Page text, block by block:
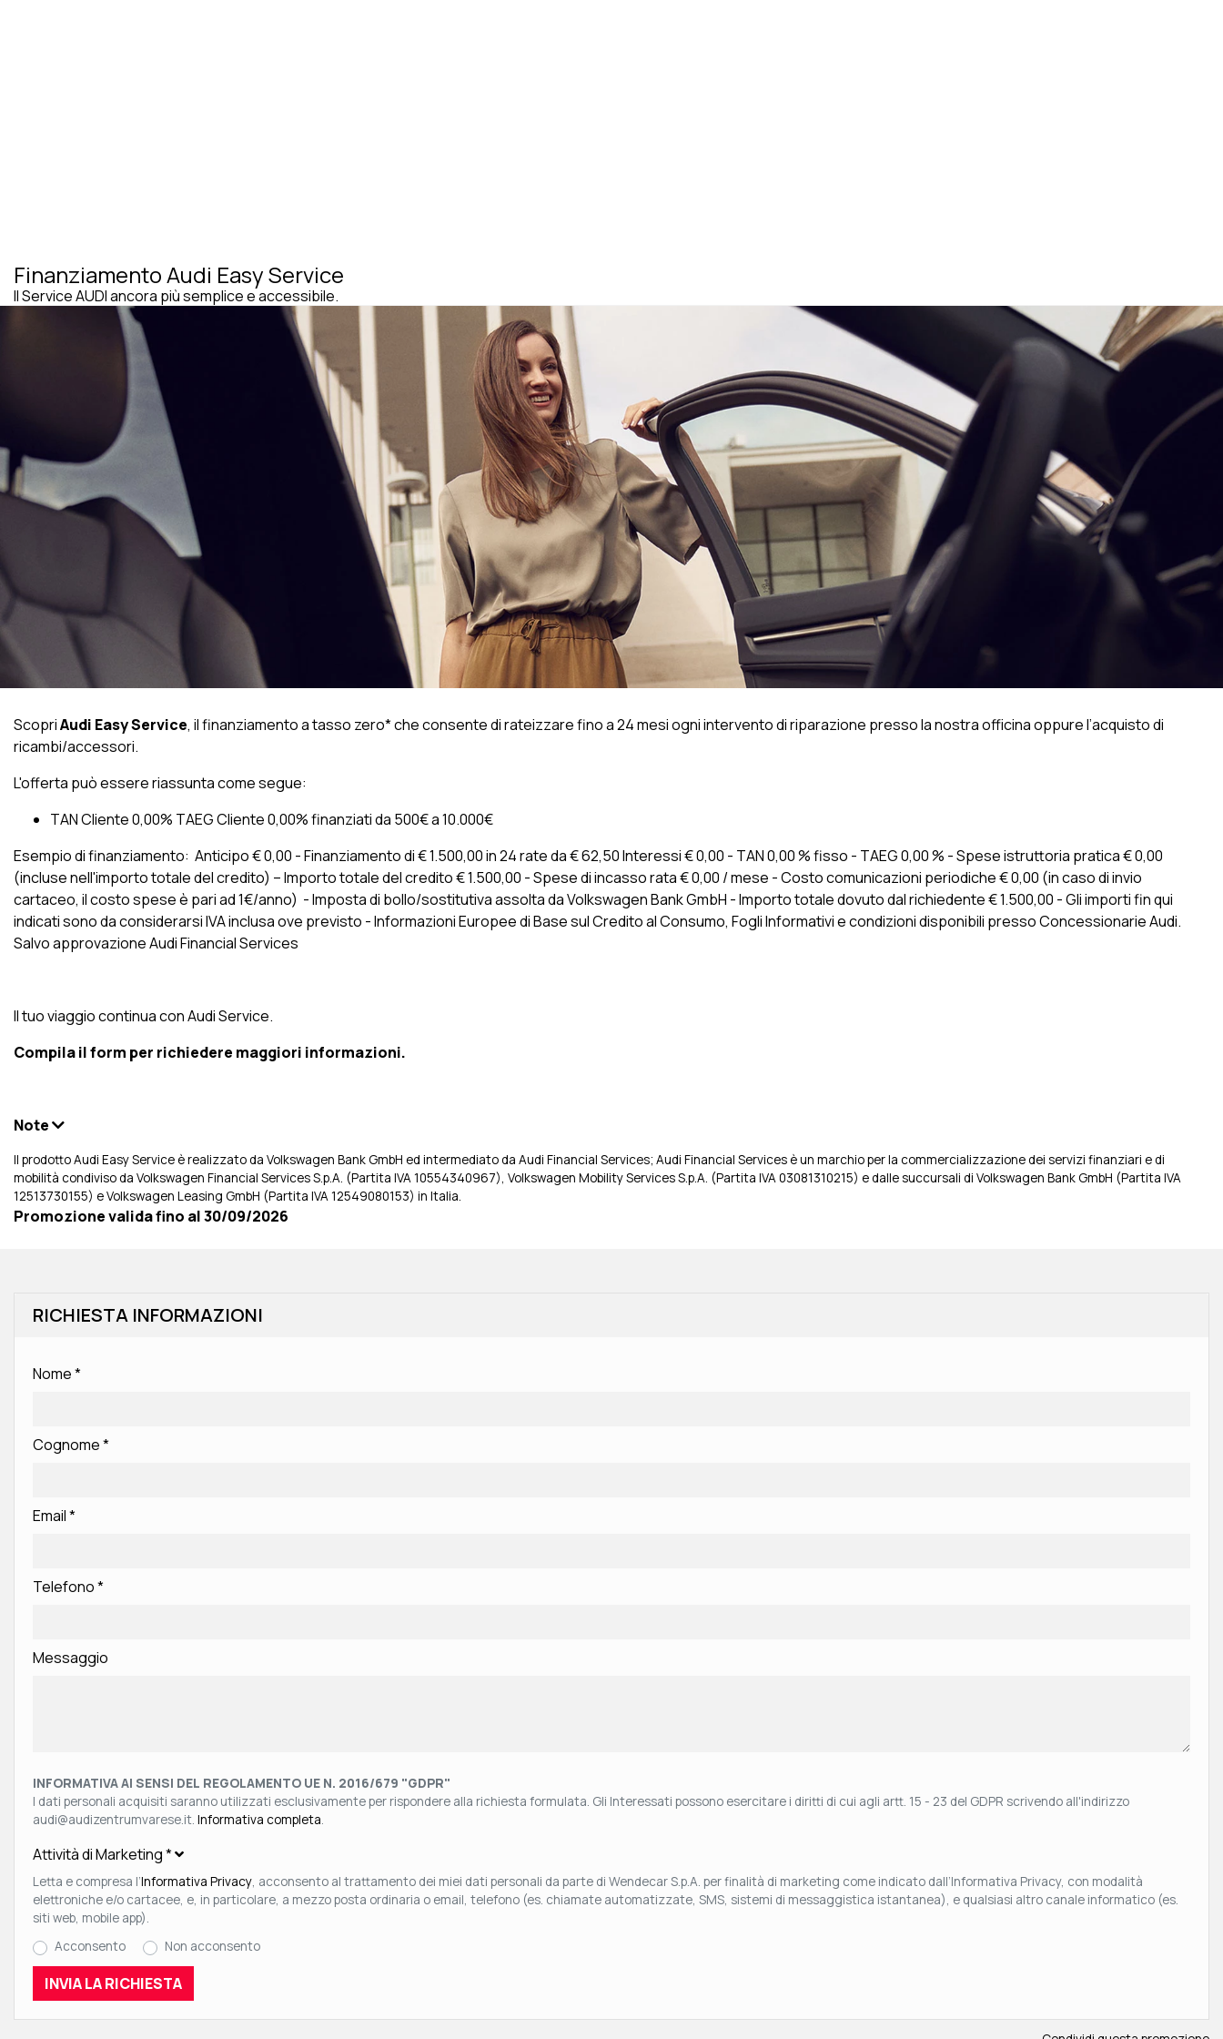
Finanziamento Audi Easy Service
Il Service AUDI ancora più semplice e accessibile.
ScopriAudi Easy Service, il finanziamento a tasso zero* che consente di rateizzare fino a 24 mesi ogni intervento di riparazione presso la nostra officina oppure l’acquisto di
ricambi/accessori.
L'offerta può essere riassunta come segue:
TAN Cliente 0,00% TAEG Cliente 0,00% finanziati da 500€ a 10.000€
Esempio di finanziamento: Anticipo € 0,00 - Finanziamento di € 1.500,00 in 24 rate da € 62,50 Interessi € 0,00 - TAN 0,00 % fisso - TAEG 0,00 % - Spese istruttoria pratica € 0,00
(incluse nell'importo totale del credito) – Importo totale del credito € 1.500,00 - Spese di incasso rata € 0,00 / mese - Costo comunicazioni periodiche € 0,00 (in caso di invio
cartaceo, il costo spese è pari ad 1€/anno) - Imposta di bollo/sostitutiva assolta da Volkswagen Bank GmbH - Importo totale dovuto dal richiedente € 1.500,00 - Gli importi fin qui
indicati sono da considerarsi IVA inclusa ove previsto - Informazioni Europee di Base sul Credito al Consumo, Fogli Informativi e condizioni disponibili presso Concessionarie Audi.
Salvo approvazione Audi Financial Services
Il tuo viaggio continua con Audi Service.
Compila il form per richiedere maggiori informazioni.
Note
Il prodotto Audi Easy Service è realizzato da Volkswagen Bank GmbH ed intermediato da Audi Financial Services; Audi Financial Services è un marchio per la commercializzazione dei servizi finanziari e di
mobilità condiviso da Volkswagen Financial Services S.p.A. (Partita IVA 10554340967), Volkswagen Mobility Services S.p.A. (Partita IVA 03081310215) e dalle succursali di Volkswagen Bank GmbH (Partita IVA
12513730155) e Volkswagen Leasing GmbH (Partita IVA 12549080153) in Italia.
Promozione valida fino al 30/09/2026
RICHIESTA INFORMAZIONI
Nome*
Cognome*
Email*
Telefono*
Messaggio
INFORMATIVA AI SENSI DEL REGOLAMENTO UE N. 2016/679 "GDPR"
I dati personali acquisiti saranno utilizzati esclusivamente per rispondere alla richiesta formulata. Gli Interessati possono esercitare i diritti di cui agli artt. 15 - 23 del GDPR scrivendo all'indirizzo
audi@audizentrumvarese.it. Informativa completa.
Attività di Marketing*
Letta e compresa l’Informativa Privacy, acconsento al trattamento dei miei dati personali da parte di Wendecar S.p.A. per finalità di marketing come indicato dall’Informativa Privacy, con modalità
elettroniche e/o cartacee, e, in particolare, a mezzo posta ordinaria o email, telefono (es. chiamate automatizzate, SMS, sistemi di messaggistica istantanea), e qualsiasi altro canale informatico (es.
siti web, mobile app).
Acconsento
Non acconsento